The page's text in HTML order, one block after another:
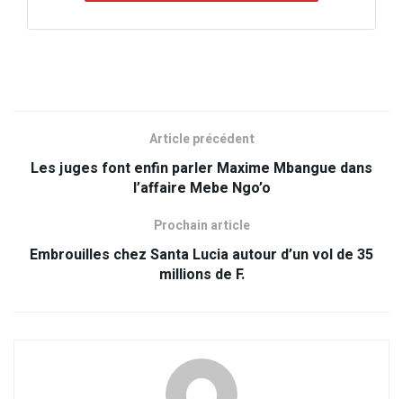
Article précédent
Les juges font enfin parler Maxime Mbangue dans
l’affaire Mebe Ngo’o
Prochain article
Embrouilles chez Santa Lucia autour d’un vol de 35
millions de F.